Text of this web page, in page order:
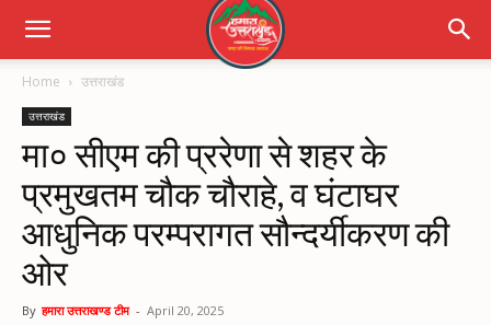
Home उत्तराखंड
उत्तराखंड
मा० सीएम की प्ररेणा से शहर के
प्रमुखतम चौक चौराहे, व घंटाघर
आधुनिक परम्परागत सौन्दर्यीकरण की
ओर
By हमारा उत्तराखण्ड टीम - April 20, 2025